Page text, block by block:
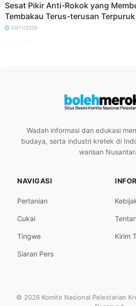
Sesat Pikir Anti-Rokok yang
Tembakau Terus-terusan Terpuruk
20/11/2025
Wadah informasi dan edukasi
budaya, serta industri kretek di
warisan
NAVIGASI
Pertanian
Cukai
Tingwe
Siaran Pers
Kirim
© 2026 Komite Nasional Pelestarian